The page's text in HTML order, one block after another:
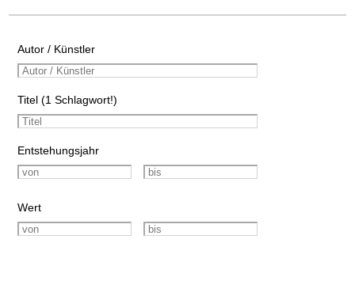
Autor / Künstler
Titel (1 Schlagwort!)
Entstehungsjahr
Wert